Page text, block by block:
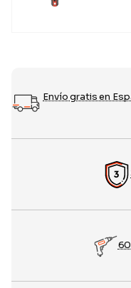
Envío gratis en